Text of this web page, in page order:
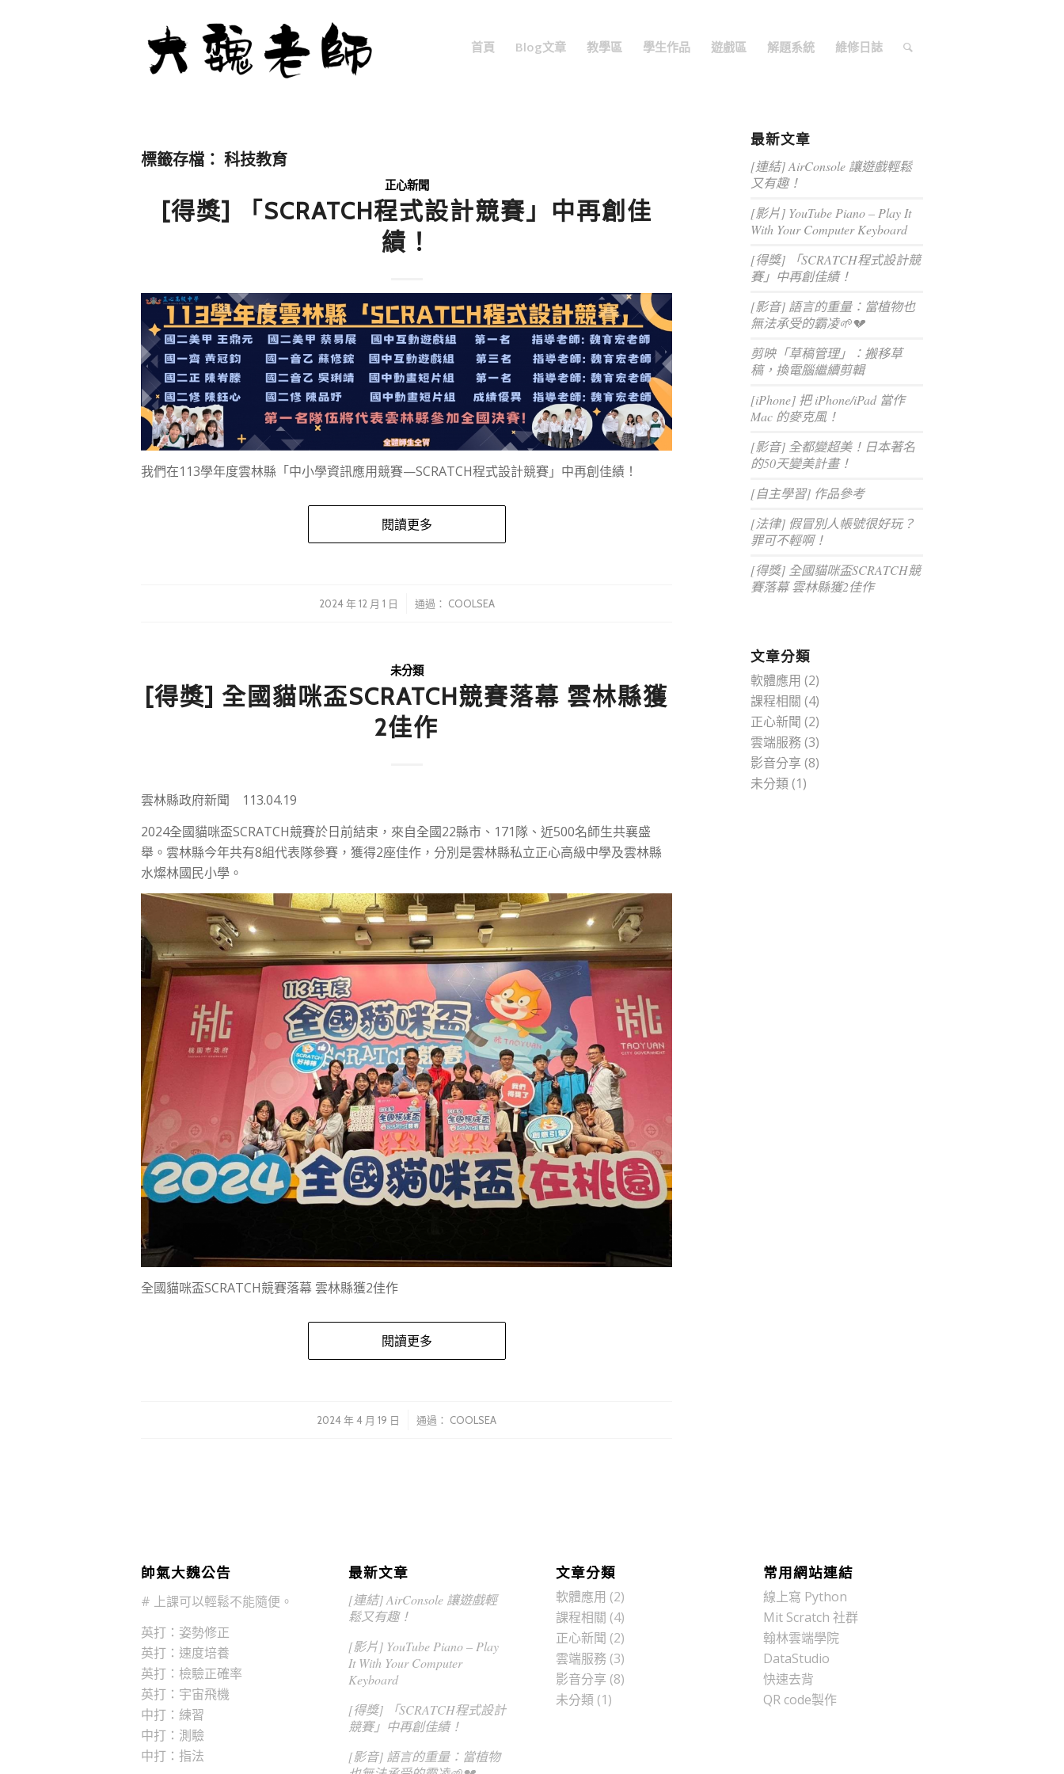
首頁 Blog文章 教學區 學生作品 遊戲區 解題系統 維修日誌
標籤存檔： 科技教育
正心新聞
[得獎] 「SCRATCH程式設計競賽」中再創佳
績！
我們在113學年度雲林縣「中小學資訊應用競賽—SCRATCH程式設計競賽」中再創佳績！
閱讀更多
2024 年 12 月 1 日
/ 通過： COOLSEA
未分類
[得獎] 全國貓咪盃SCRATCH競賽落幕 雲林縣獲
2佳作
雲林縣政府新聞 113.04.19
2024全國貓咪盃SCRATCH競賽於日前結束，來自全國22縣市、171隊、近500名師生共襄盛
舉。雲林縣今年共有8組代表隊參賽，獲得2座佳作，分別是雲林縣私立正心高級中學及雲林縣
水燦林國民小學。
全國貓咪盃SCRATCH競賽落幕 雲林縣獲2佳作
閱讀更多
2024 年 4 月 19 日
/ 通過： COOLSEA
最新文章
[連結] AirConsole 讓遊戲輕鬆
又有趣！
[影片] YouTube Piano – Play It
With Your Computer Keyboard
[得獎] 「SCRATCH程式設計競
賽」中再創佳績！
[影音] 語言的重量：當植物也
無法承受的霸凌🌱💔
剪映「草稿管理」：搬移草
稿，換電腦繼續剪輯
[iPhone] 把 iPhone/iPad 當作
Mac 的麥克風！
[影音] 全都變超美！日本著名
的50天變美計畫！
[自主學習] 作品參考
[法律] 假冒別人帳號很好玩？
罪可不輕啊！
[得獎] 全國貓咪盃SCRATCH競
賽落幕 雲林縣獲2佳作
文章分類
軟體應用 (2)
課程相關 (4)
正心新聞 (2)
雲端服務(3)
影音分享 (8)
未分類(1)
帥氣大魏公告
# 上課可以輕鬆不能隨便。
英打：姿勢修正
英打：速度培養
英打：檢驗正確率
英打：宇宙飛機
中打：練習
中打：測驗
中打：指法
最新文章
[連結] AirConsole 讓遊戲輕
鬆又有趣！
[影片] YouTube Piano – Play
It With Your Computer
Keyboard
[得獎] 「SCRATCH程式設計
競賽」中再創佳績！
[影音] 語言的重量：當植物
文章分類
軟體應用 (2)
課程相關 (4)
正心新聞 (2)
雲端服務(3)
影音分享 (8)
未分類(1)
常用網站連結
線上寫 Python
Mit Scratch 社群
翰林雲端學院
DataStudio
快速去背
QR code製作